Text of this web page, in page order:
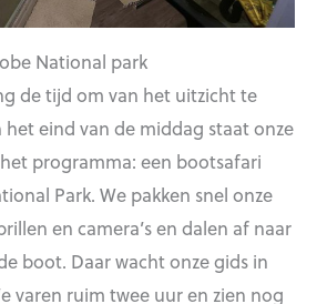
National park
de tijd om van het uitzicht te
eind van de middag staat onze
programma: een bootsafari
Park. We pakken snel onze
en camera’s en dalen af naar
boot. Daar wacht onze gids in
varen ruim twee uur en zien nog